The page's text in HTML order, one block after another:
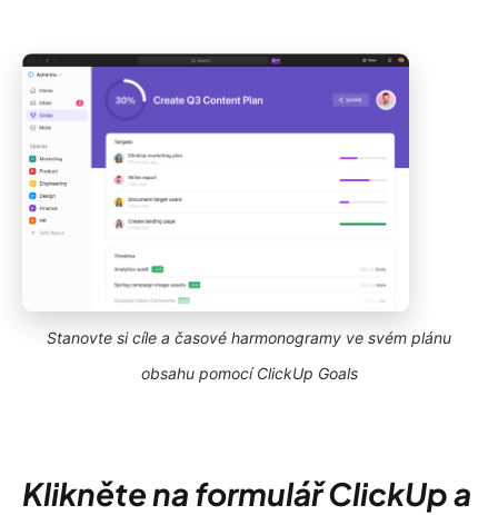
Stanovte si cíle a časové harmonogramy ve svém plánu
obsahu pomocí ClickUp Goals
Klikněte na formulář ClickUp a